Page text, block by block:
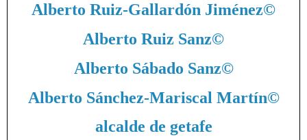
Alberto Ruiz-Gallardón Jiménez©
Alberto Ruiz Sanz©
Alberto Sábado Sanz©
Alberto Sánchez-Mariscal Martín©
alcalde de getafe